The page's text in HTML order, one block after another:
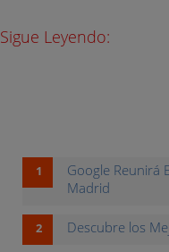
Sigue Leyendo:
Google Reunirá
Madrid
Descubre los